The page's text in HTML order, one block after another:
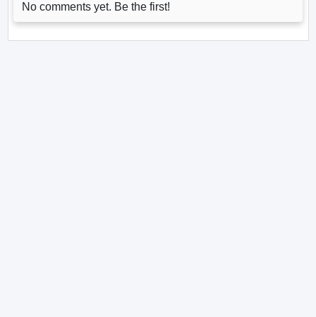
No comments yet. Be the first!